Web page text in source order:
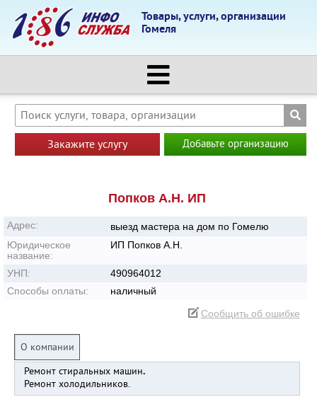
Товары, услуги, организации
Гомеля
Закажите услугу Добавьте организацию
Попков А.Н. ИП
Адрес:
выезд мастера на дом по Гомелю
Юридическое
название:
ИП Попков А.Н.
УНП:
490964012
Способы оплаты:
наличный
Сообщить об ошибке
О компании
Ремонт стиральных машин.
Ремонт холодильников.